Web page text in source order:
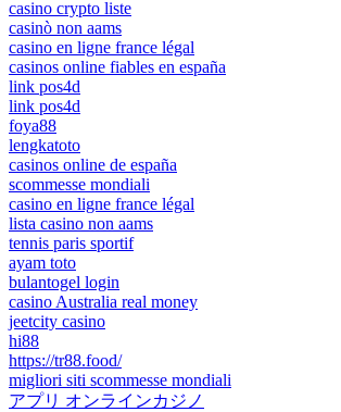
casino crypto liste
casinò non aams
casino en ligne france légal
casinos online fiables en españa
link pos4d
link pos4d
foya88
lengkatoto
casinos online de españa
scommesse mondiali
casino en ligne france légal
lista casino non aams
tennis paris sportif
ayam toto
bulantogel login
casino Australia real money
jeetcity casino
hi88
https://tr88.food/
migliori siti scommesse mondiali
アプリ オンラインカジノ